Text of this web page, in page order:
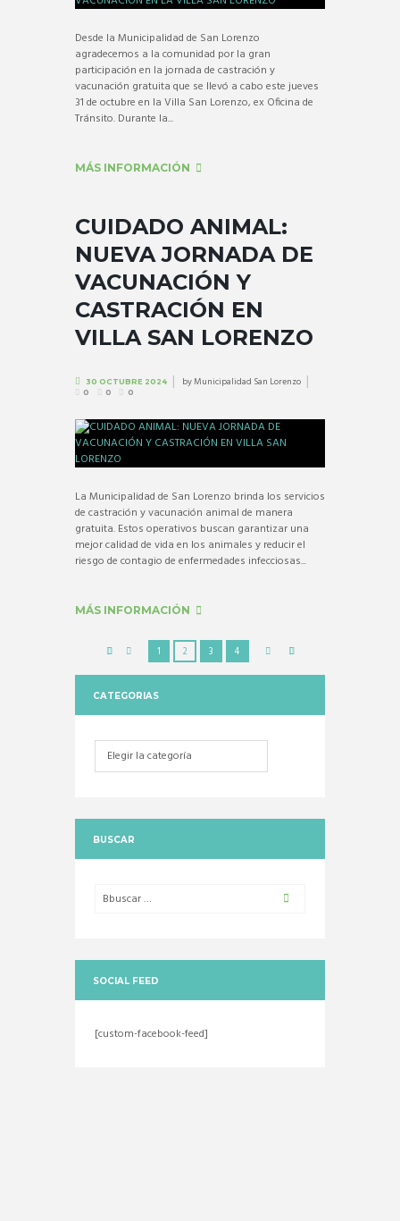
Desde la Municipalidad de San Lorenzo
agradecemos a la comunidad por la gran
participación en la jornada de castración y
vacunación gratuita que se llevó a cabo este jueves
31 de octubre en la Villa San Lorenzo, ex Oficina de
Tránsito. Durante la...
MÁS INFORMACIÓN
CUIDADO ANIMAL:
NUEVA JORNADA DE
VACUNACIÓN Y
CASTRACIÓN EN
VILLA SAN LORENZO
30 OCTUBRE 2024 byMunicipalidad San Lorenzo
0 0 0
La Municipalidad de San Lorenzo brinda los servicios
de castración y vacunación animal de manera
gratuita. Estos operativos buscan garantizar una
mejor calidad de vida en los animales y reducir el
riesgo de contagio de enfermedades infecciosas...
MÁS INFORMACIÓN
1 2 3 4
CATEGORIAS
Categorias
BUSCAR
SOCIAL FEED
[custom-facebook-feed]